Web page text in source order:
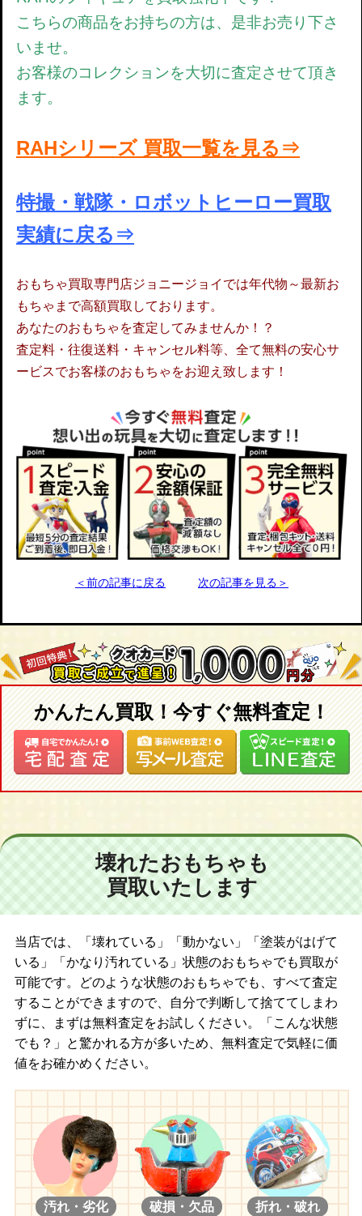
こちらの商品をお持ちの方は、是非お売り下さ
いませ。
お客様のコレクションを大切に査定させて頂き
ます。
RAHシリーズ 買取一覧を見る⇒
特撮・戦隊・ロボットヒーロー買取
実績に戻る⇒
おもちゃ買取専門店ジョニージョイでは年代物～最新お
もちゃまで高額買取しております。
あなたのおもちゃを査定してみませんか！？
査定料・往復送料・キャンセル料等、全て無料の安心サ
ービスでお客様のおもちゃをお迎え致します！
＜前の記事に戻る 次の記事を見る＞
かんたん買取！今すぐ無料査定！
壊れたおもちゃも
買取いたします
当店では、「壊れている」「動かない」「塗装がはげて
いる」「かなり汚れている」状態のおもちゃでも買取が
可能です。どのような状態のおもちゃでも、すべて査定
することができますので、自分で判断して捨ててしまわ
ずに、まずは無料査定をお試しください。「こんな状態
でも？」と驚かれる方が多いため、無料査定で気軽に価
値をお確かめください。
汚れ・劣化 破損・欠品 折れ・破れ